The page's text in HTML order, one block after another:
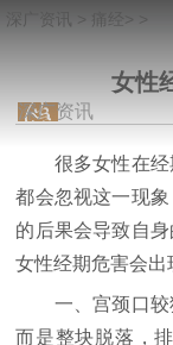
深广资讯 > 痛经 > >
女性
深广资讯
很多女性在经
都会忽视这一现
的后果会导致自
女性经期危害会出
一、宫颈口较
而是整块脱落，